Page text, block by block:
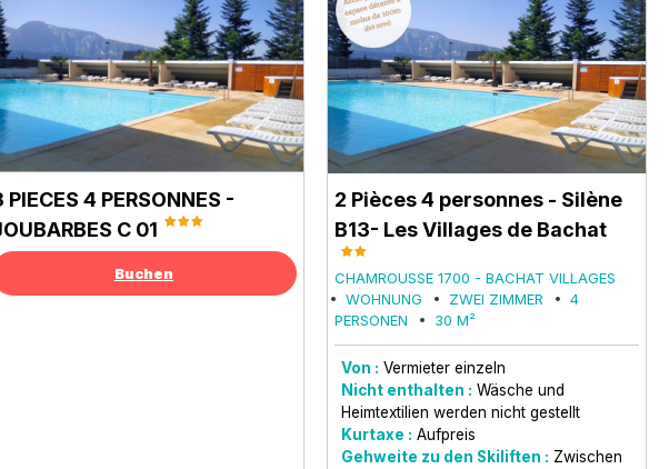
PIECES 4 PERSONNES -
C 01
Buchen
2 Pièces 4 personnes - Silène
B13- Les Villages de Bachat
CHAMROUSSE 1700 - BACHAT VILLAGES
WOHNUNG
ZWEI ZIMMER
4
PERSONEN
30 M²
Von : Vermieter einzeln
Nicht enthalten : Wäsche und
Heimtextilien werden nicht gestellt
Kurtaxe : Aufpreis
Gehweite zu den Skiliften : Zwischen